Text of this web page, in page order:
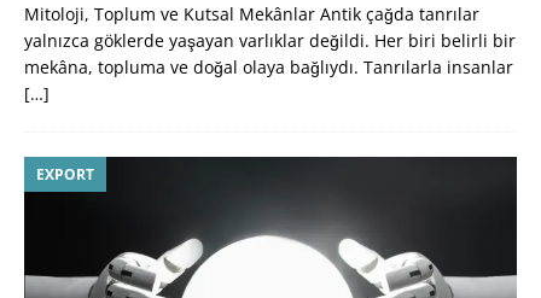
Mitoloji, Toplum ve Kutsal Mekânlar Antik çağda tanrılar
yalnızca göklerde yaşayan varlıklar değildi. Her biri belirli bir
mekâna, topluma ve doğal olaya bağlıydı. Tanrılarla insanlar
[…]
EXPORT